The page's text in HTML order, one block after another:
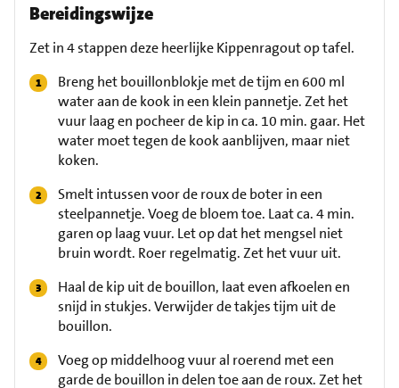
Bereidingswijze
Zet in 4 stappen deze heerlijke Kippenragout op tafel.
Breng het bouillonblokje met de tijm en 600 ml
water aan de kook in een klein pannetje. Zet het
vuur laag en pocheer de kip in ca. 10 min. gaar. Het
water moet tegen de kook aanblijven, maar niet
koken.
Smelt intussen voor de roux de boter in een
steelpannetje. Voeg de bloem toe. Laat ca. 4 min.
garen op laag vuur. Let op dat het mengsel niet
bruin wordt. Roer regelmatig. Zet het vuur uit.
Haal de kip uit de bouillon, laat even afkoelen en
snijd in stukjes. Verwijder de takjes tijm uit de
bouillon.
Voeg op middelhoog vuur al roerend met een
garde de bouillon in delen toe aan de roux. Zet het